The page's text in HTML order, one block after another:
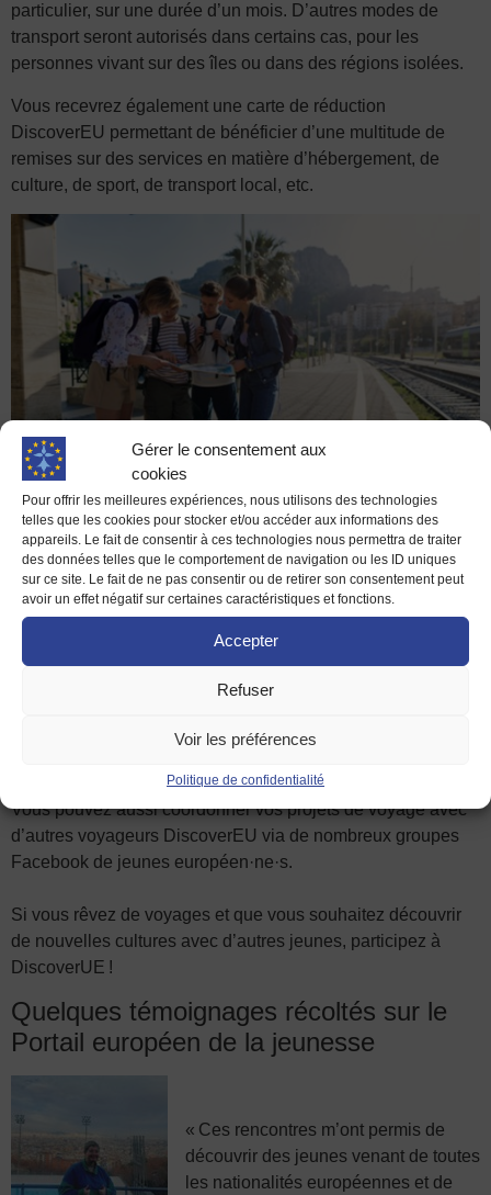
Gérer le consentement aux
cookies
Pour offrir les meilleures expériences, nous utilisons des technologies
telles que les cookies pour stocker et/ou accéder aux informations des
appareils. Le fait de consentir à ces technologies nous permettra de traiter
des données telles que le comportement de navigation ou les ID uniques
sur ce site. Le fait de ne pas consentir ou de retirer son consentement peut
avoir un effet négatif sur certaines caractéristiques et fonctions.
Accepter
Refuser
Voir les préférences
Politique de confidentialité
particulier, sur une durée d’un mois. D’autres modes de
transport seront autorisés dans certains cas, pour les
personnes vivant sur des îles ou dans des régions isolées.
Vous recevrez également une carte de réduction
DiscoverEU permettant de bénéficier d’une multitude de
remises sur des services en matière d’hébergement, de
culture, de sport, de transport local, etc.
(Source : @iStock)
Est-ce que je peux y candidater ?
résidant·e de l’UE
ans, vous n’avez qu’à suivre la procédure sur le site du
Vous pouvez ensuite voyager seul·e ou constituer un groupe
Vous pouvez aussi coordonner vos projets de voyage avec
d’autres voyageurs DiscoverEU via de nombreux groupes
Facebook de jeunes européen·ne·s.
Si vous rêvez de voyages et que vous souhaitez découvrir
de nouvelles cultures avec d’autres jeunes, participez à
DiscoverUE !
Quelques témoignages récoltés sur le
Portail européen de la jeunesse
« Ces rencontres m’ont permis de
découvrir des jeunes venant de toutes
les nationalités européennes et de